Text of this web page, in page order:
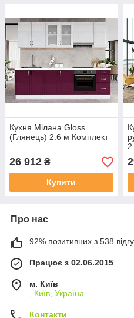
Кухня Мілана Gloss
(Глянець) 2.6 м Комплект
26 912 ₴
Купити
Про нас
92% позитивних з 538
Працює з 02.06.2015
м. Київ
, Київ, Україна
Контакти